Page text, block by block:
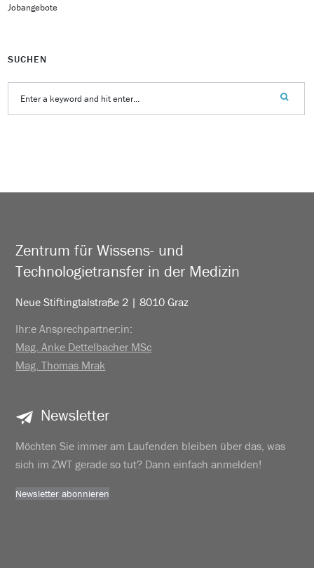
Jobangebote
SUCHEN
Zentrum für Wissens- und
Technologietransfer in der Medizin
Neue Stiftingtalstraße 2 | 8010 Graz
Ihr:e Ansprechpartner:in:
Mag. Anke Dettelbacher MSc
Mag. Thomas Mrak
Newsletter
Möchten Sie immer am Laufenden bleiben über das, was
sich im ZWT gerade so tut? Dann einfach anmelden!
Newsletter abonnieren